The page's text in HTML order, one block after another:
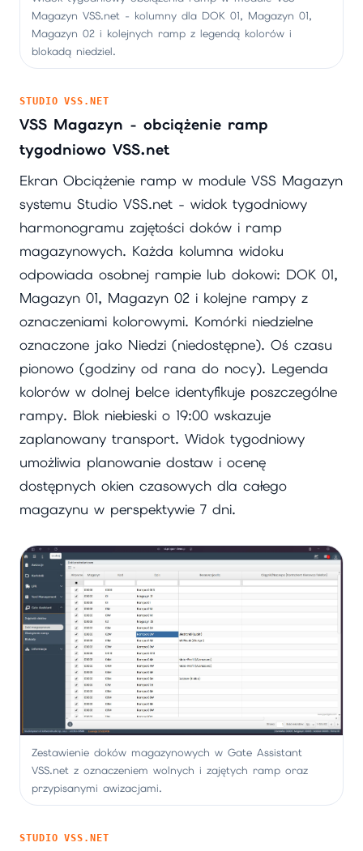
Magazyn VSS.net - kolumny dla DOK 01, Magazyn 01,
Magazyn 02 i kolejnych ramp z legendą kolorów i
blokadą niedziel.
STUDIO VSS.NET
VSS Magazyn - obciążenie ramp
tygodniowo VSS.net
Ekran Obciążenie ramp w module VSS Magazyn
systemu Studio VSS.net - widok tygodniowy
harmonogramu zajętości doków i ramp
magazynowych. Każda kolumna widoku
odpowiada osobnej rampie lub dokowi: DOK 01,
Magazyn 01, Magazyn 02 i kolejne rampy z
oznaczeniami kolorowymi. Komórki niedzielne
oznaczone jako Niedzi (niedostępne). Oś czasu
pionowo (godziny od rana do nocy). Legenda
kolorów w dolnej belce identyfikuje poszczególne
rampy. Blok niebieski o 19:00 wskazuje
zaplanowany transport. Widok tygodniowy
umożliwia planowanie dostaw i ocenę
dostępnych okien czasowych dla całego
magazynu w perspektywie 7 dni.
Zestawienie doków magazynowych w Gate Assistant
VSS.net z oznaczeniem wolnych i zajętych ramp oraz
przypisanymi awizacjami.
STUDIO VSS.NET